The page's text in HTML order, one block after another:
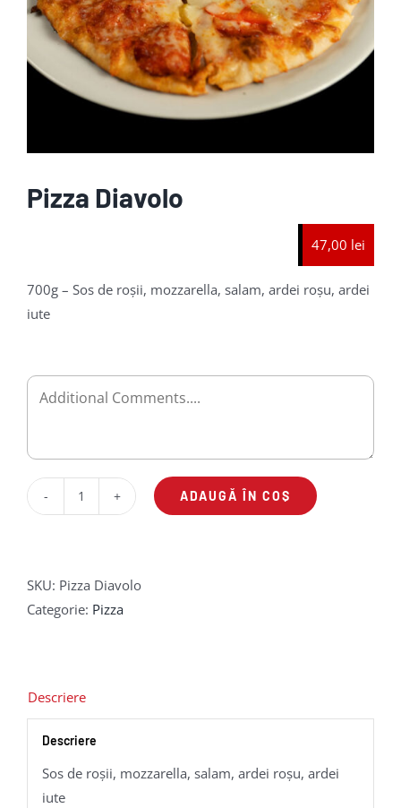
Pizza Diavolo
47,00 lei
700g – Sos de roșii, mozzarella, salam, ardei roșu, ardei
iute
Cantitate
ADAUGĂ ÎN COȘ
SKU: Pizza Diavolo
Categorie: Pizza
Descriere
Descriere
Sos de roșii, mozzarella, salam, ardei roșu, ardei
iute